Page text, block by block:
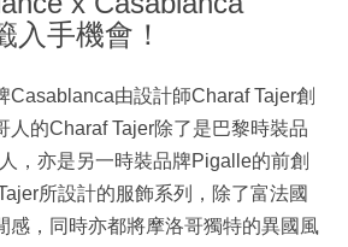
入手機會！
Casablanca由設計師Charaf Tajer創
人的Charaf Tajer除了是巴黎時裝品
，亦是另一時裝品牌Pigalle的前創
所設計的服飾系列，除了富法國
感，同時亦都將摩洛哥獨特的異國風